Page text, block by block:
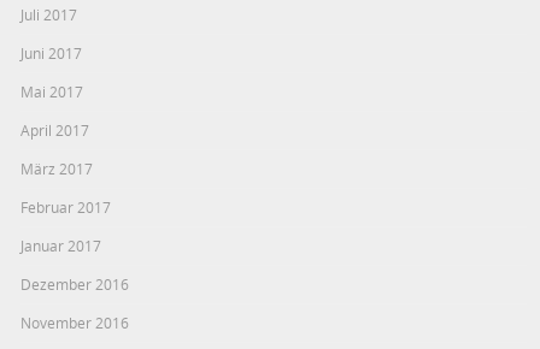
Juli 2017
Juni 2017
Mai 2017
April 2017
März 2017
Februar 2017
Januar 2017
Dezember 2016
November 2016